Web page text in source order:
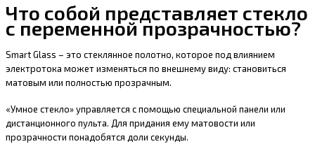
Что собой представляет стекло
с переменной прозрачностью?
Smart Glass – это стеклянное полотно, которое под влиянием
электротока может изменяться по внешнему виду: становиться
матовым или полностью прозрачным.
«Умное стекло» управляется с помощью специальной панели или
дистанционного пульта. Для придания ему матовости или
прозрачности понадобятся доли секунды.